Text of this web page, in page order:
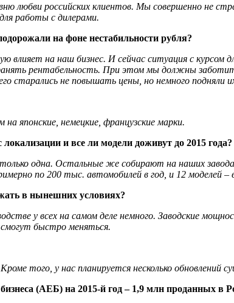
любви российских клиентов. Мы совершенно не
работы с дилерами.
на фоне нестабильности рубля?
влияет на наш бизнес. И сейчас ситуация с
рентабельность. При этом мы должны
старались не повышать цены, но немного подняли
японские, немецкие, французские марки.
и все ли модели доживут до 2015 года?
одна. Остальные же собирают на наших
по 200 тыс. автомобилей в год, и 12 моделей –
в нынешних условиях?
у всех на самом деле немного. Заводские
быстро меняться.
того, у нас планируется несколько обновлений
(АЕБ) на 2015-й год – 1,9 млн проданных